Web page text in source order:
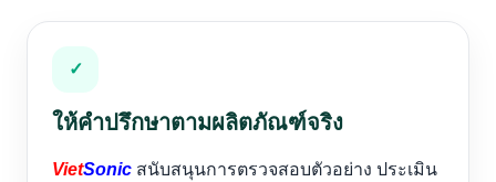
✓
ให้คำปรึกษาตามผลิตภัณฑ์จริง
VietSonic สนับสนุนการตรวจสอบตัวอย่าง ประเมิน